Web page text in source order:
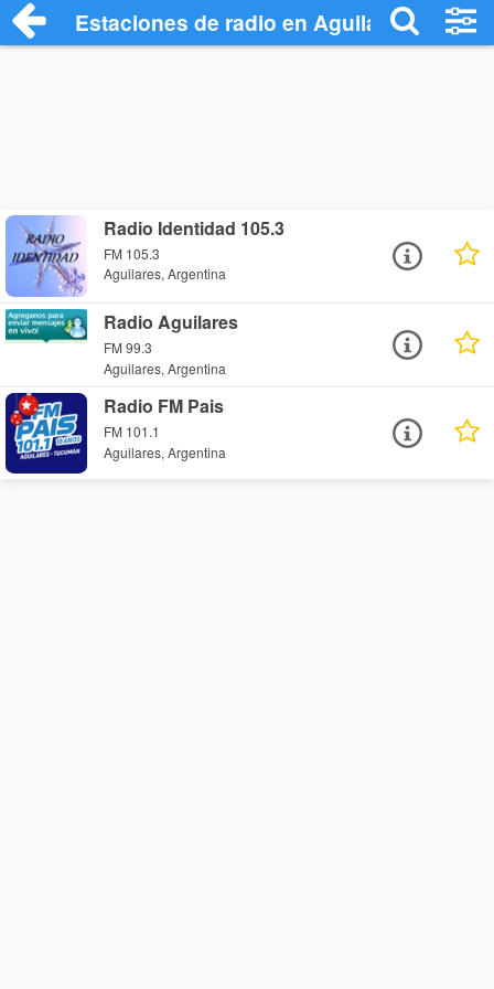
Estaciones de radio en Aguilares -
Radio Identidad 105.3
FM 105.3
Aguilares, Argentina
Radio Aguilares
FM 99.3
Aguilares, Argentina
Radio FM Pais
FM 101.1
Aguilares, Argentina